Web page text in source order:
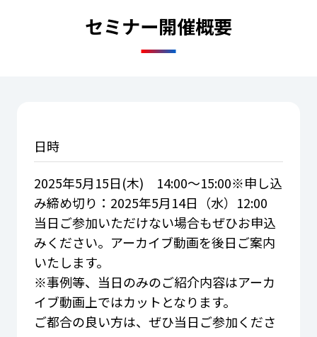
セミナー開催概要
日時
2025年5月15日(木) 14:00～15:00※申し込
み締め切り：2025年5月14日（水）12:00
当日ご参加いただけない場合もぜひお申込
みください。アーカイブ動画を後日ご案内
いたします。
※事例等、当日のみのご紹介内容はアーカ
イブ動画上ではカットとなります。
ご都合の良い方は、ぜひ当日ご参加くださ